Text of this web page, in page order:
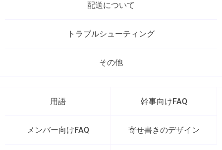
配送について
トラブルシューティング
その他
用語 幹事向けFAQ
メンバー向けFAQ 寄せ書きのデザイン